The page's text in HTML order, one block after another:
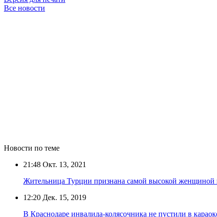
Все новости
Новости по теме
21:48 Окт. 13, 2021
Жительница Турции признана самой высокой женщиной
12:20 Дек. 15, 2019
В Краснодаре инвалида-колясочника не пустили в